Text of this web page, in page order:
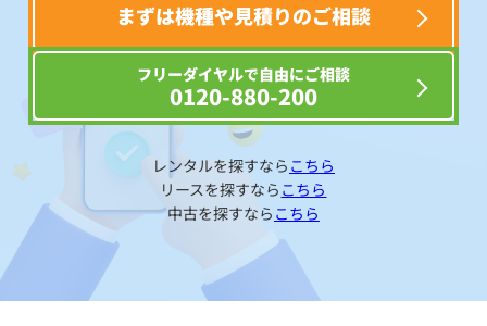
まずは機種や見積りのご相談
フリーダイヤルで自由にご相談
0120-880-200
レンタルを探すなら こちら
リースを探すなら こちら
中古を探すなら こちら